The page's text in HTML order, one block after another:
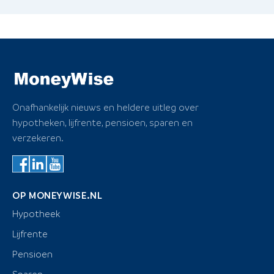
Onafhankelijk nieuws en heldere uitleg over
hypotheken, lijfrente, pensioen, sparen en
verzekeren.
OP MONEYWISE.NL
Hypotheek
Lijfrente
Pensioen